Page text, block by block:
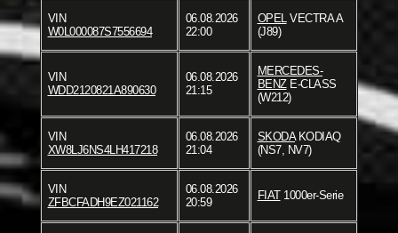
VIN
W0L000087S7556694
06.08.2026
22:00
OPEL VECTRA A
(J89)
VIN
WDD2120821A890630
06.08.2026
21:15
MERCEDES-
BENZE-CLASS
(W212)
VIN
XW8LJ6NS4LH417218
06.08.2026
21:04
SKODAKODIAQ
(NS7, NV7)
VIN
ZFBCFADH9EZ021162
06.08.2026
20:59
FIAT1000er-Serie